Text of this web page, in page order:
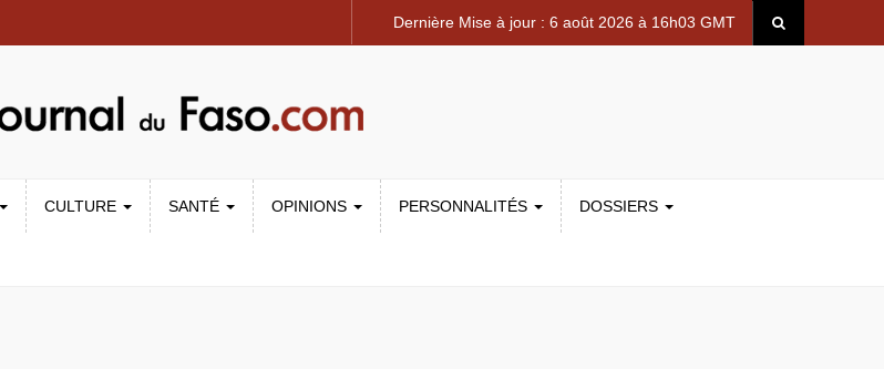
Dernière Mise à jour : 6 août 2026 à 16h03 GMT
CULTURE SANTÉ OPINIONS PERSONNALITÉS DOSSIERS